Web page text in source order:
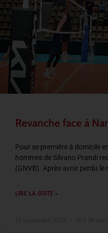
Revanche face à
Pour se première à domicile
hommes de Silvano Prandi
(GNVB). Après avoir perdu le
LIRE LA SUITE »